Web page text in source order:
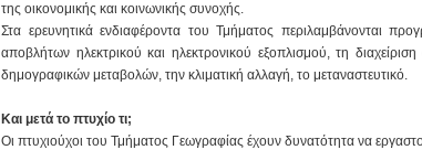
της οικονομικής και κοινωνικής συνοχής.
Στα ερευνητικά ενδιαφέροντα του Τμήματος περιλαμβάνονται
αποβλήτων ηλεκτρικού και ηλεκτρονικού εξοπλισμού, τη
δημογραφικών μεταβολών, την κλιματική αλλαγή, το μεταναστευτικό.
Και μετά το πτυχίο τι;
Οι πτυχιούχοι του Τμήματος Γεωγραφίας έχουν δυνατότητα να